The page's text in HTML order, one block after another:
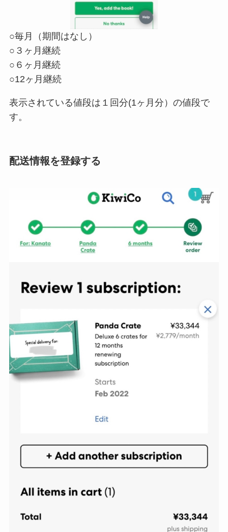
○毎月（期間はなし）
○３ヶ月継続
○６ヶ月継続
○12ヶ月継続
表示されている値段は１回分(1ヶ月分）の値段で
す。
配送情報を登録する